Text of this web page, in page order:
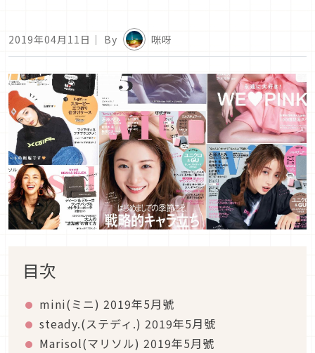
2019年04月11日 ｜ By 咪呀
目次
mini(ミニ) 2019年5月號
steady.(ステディ.) 2019年5月號
Marisol(マリソル) 2019年5月號